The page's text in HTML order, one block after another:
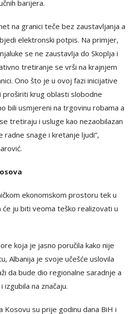
barijera.
na granici teče bez zaustavljanja a
elektronski potpis. Na primjer,
se ne zaustavlja do Skoplja i
tretiranje se vrši na krajnjem
Ono što je u ovoj fazi inicijative
proširiti krug oblasti slobodne
bili usmjereni na trgovinu robama a
tretiraju i usluge kao nezaobilazan
snage i kretanje ljudi”,
ekonomskom prostoru tek u
ju biti veoma teško realizovati u
koja je jasno poručila kako nije
Albanija je svoje učešće uslovila
da bude dio regionalne saradnje a
izgubila na značaju.
Kosovu su prije godinu dana BiH i